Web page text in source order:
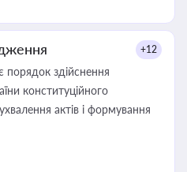
+12
порядок здійснення
конституційного
актів і формування